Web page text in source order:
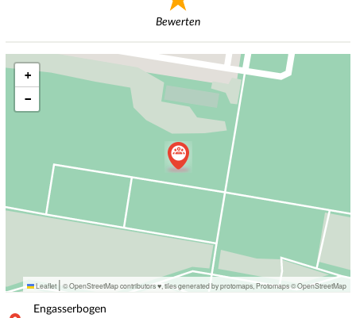
Bewerten
+
−
Leaflet | © OpenStreetMap contributors ♥, tiles generated by protomaps Protomaps©OpenStreetMap
Engasserbogen